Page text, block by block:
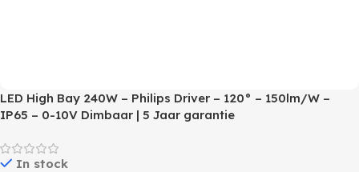
LED High Bay 240W – Philips Driver – 120° – 150lm/W –
IP65 – 0-10V Dimbaar | 5 Jaar garantie
In stock